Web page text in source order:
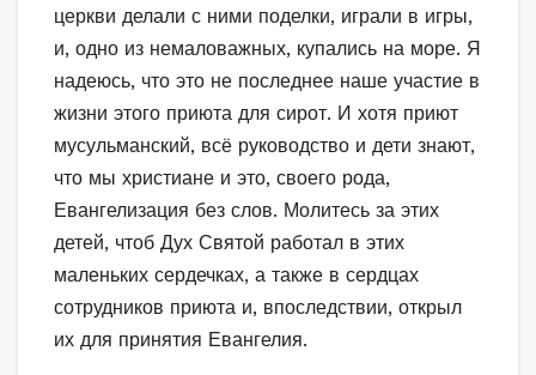
церкви делали с ними поделки, играли в игры,
и, одно из немаловажных, купались на море. Я
надеюсь, что это не последнее наше участие в
жизни этого приюта для сирот. И хотя приют
мусульманский, всё руководство и дети знают,
что мы христиане и это, своего рода,
Евангелизация без слов. Молитесь за этих
детей, чтоб Дух Святой работал в этих
маленьких сердечках, а также в сердцах
сотрудников приюта и, впоследствии, открыл
их для принятия Евангелия.